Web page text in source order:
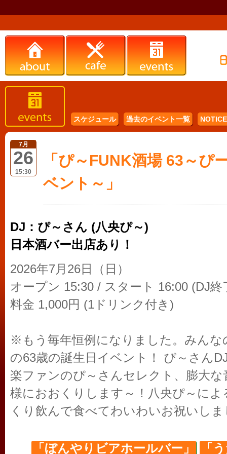
スケジュール 過去のイベント一覧
7月
26
15:30
「ぴ～FUNK酒場 63～ぴ
ベント～」
DJ：ぴ～さん (八央ぴ～)
日本酒バー出店あり！
2026年7月26日（日）
オープン 15:30 / スタート 16:00 (DJ終
料金 1,000円 (1ドリンク付き)
※もう毎年恒例になりました。みんな
の63歳の誕生日イベント！ ぴ～さん
楽ファンのぴ～さんセレクト、膨大
様におおくりします～！八央ぴ～に
くり飲んで食べてわいわいお祝いし
「ぼんやりビアホールバー」
「